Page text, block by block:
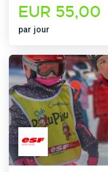
EUR 55,00
par jour